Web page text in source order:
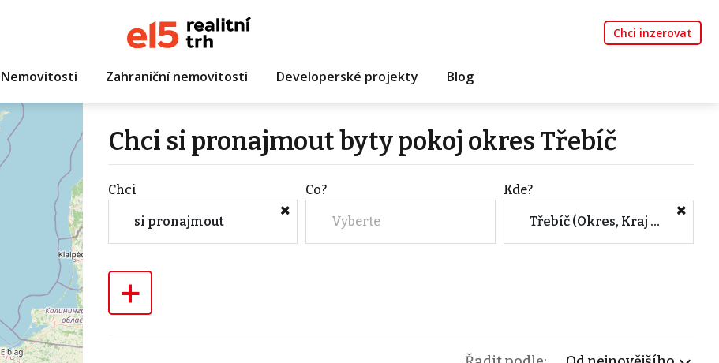
Chci inzerovat
Nemovitosti Zahraniční nemovitosti Developerské projekty Blog
Chci si pronajmout byty pokoj okres Třebíč
Chci
si pronajmout
Co?
Vyberte
Kde?
Třebíč (Okres, Kraj Vysočina)
+